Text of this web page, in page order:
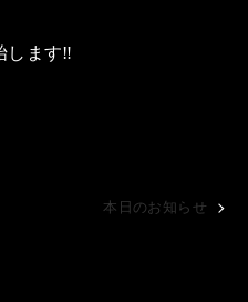
します‼️
本日のお知らせ